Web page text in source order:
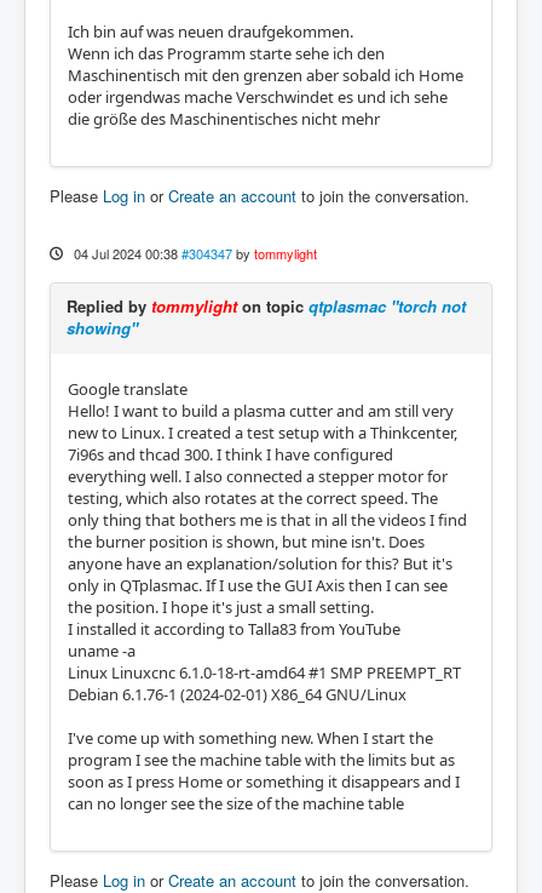
Ich bin auf was neuen draufgekommen.
Wenn ich das Programm starte sehe ich den
Maschinentisch mit den grenzen aber sobald ich Home
oder irgendwas mache Verschwindet es und ich sehe
die größe des Maschinentisches nicht mehr
Please Log in orCreate an account to join the conversation.
04 Jul 2024 00:38 #304347 by tommylight
Replied by tommylighton topic qtplasmac "torch not
showing"
Google translate
Hello! I want to build a plasma cutter and am still very
new to Linux. I created a test setup with a Thinkcenter,
7i96s and thcad 300. I think I have configured
everything well. I also connected a stepper motor for
testing, which also rotates at the correct speed. The
only thing that bothers me is that in all the videos I find
the burner position is shown, but mine isn't. Does
anyone have an explanation/solution for this? But it's
only in QTplasmac. If I use the GUI Axis then I can see
the position. I hope it's just a small setting.
I installed it according to Talla83 from YouTube
uname -a
Linux Linuxcnc 6.1.0-18-rt-amd64 #1 SMP PREEMPT_RT
Debian 6.1.76-1 (2024-02-01) X86_64 GNU/Linux
I've come up with something new. When I start the
program I see the machine table with the limits but as
soon as I press Home or something it disappears and I
can no longer see the size of the machine table
Please Log in orCreate an account to join the conversation.